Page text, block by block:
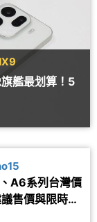
艦最划算！5
A6系列台灣價
售價與限時優